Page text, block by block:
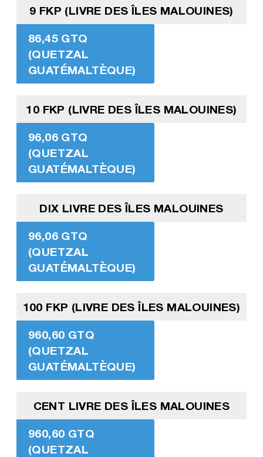
9 FKP (LIVRE DES ÎLES MALOUINES)
86,45 GTQ
(QUETZAL
GUATÉMALTÈQUE)
10 FKP (LIVRE DES ÎLES MALOUINES)
96,06 GTQ
(QUETZAL
GUATÉMALTÈQUE)
DIX LIVRE DES ÎLES MALOUINES
96,06 GTQ
(QUETZAL
GUATÉMALTÈQUE)
100 FKP (LIVRE DES ÎLES MALOUINES)
960,60 GTQ
(QUETZAL
GUATÉMALTÈQUE)
CENT LIVRE DES ÎLES MALOUINES
960,60 GTQ
(QUETZAL